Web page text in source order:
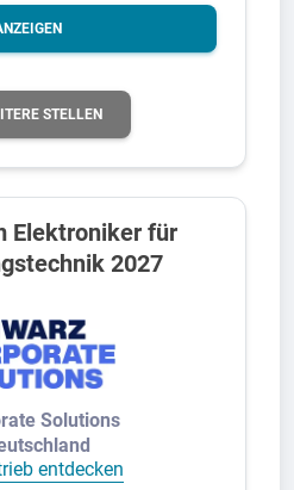
STELLEN
Elektroniker für
2027
Solutions
entdecken